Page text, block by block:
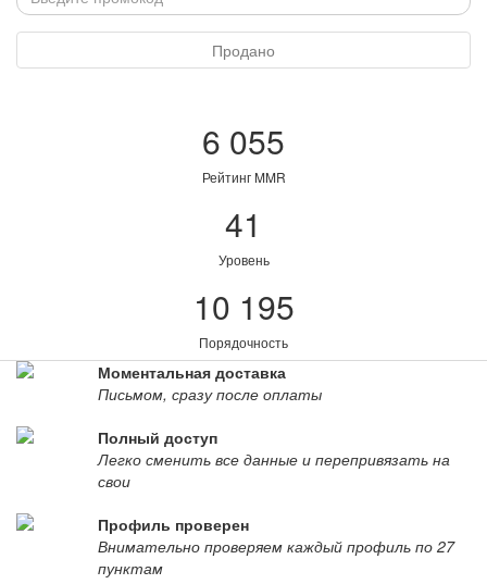
Продано
6 055
Рейтинг MMR
41
Уровень
10 195
Порядочность
Моментальная доставка
Письмом, сразу после оплаты
Полный доступ
Легко сменить все данные и перепривязать на
свои
Профиль проверен
Внимательно проверяем каждый профиль по 27
пунктам